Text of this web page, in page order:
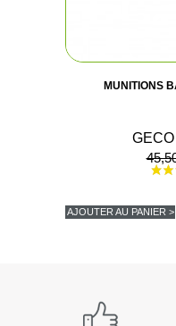
MUNITIONS
AJOUTER AU PANIER >